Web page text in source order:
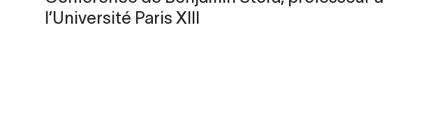
l’Université Paris XIII